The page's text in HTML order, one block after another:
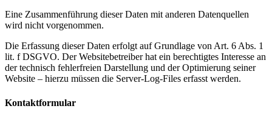
Eine Zusammenführung dieser Daten mit anderen Datenquellen
wird nicht vorgenommen.
Die Erfassung dieser Daten erfolgt auf Grundlage von Art. 6 Abs. 1
lit. f DSGVO. Der Websitebetreiber hat ein berechtigtes Interesse an
der technisch fehlerfreien Darstellung und der Optimierung seiner
Website – hierzu müssen die Server-Log-Files erfasst werden.
Kontaktformular